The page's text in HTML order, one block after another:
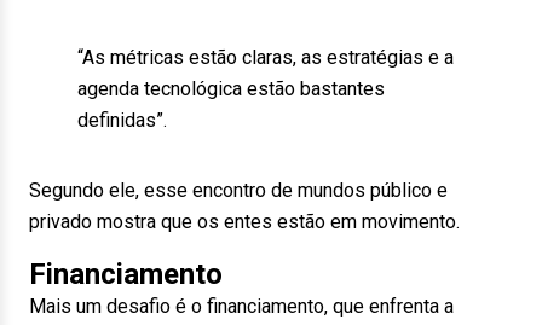
“As métricas estão claras, as estratégias e a
agenda tecnológica estão bastantes
definidas”.
Segundo ele, esse encontro de mundos público e
privado mostra que os entes estão em movimento.
Financiamento
Mais um desafio é o financiamento, que enfrenta a